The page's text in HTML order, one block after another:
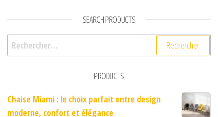
SEARCH PRODUCTS
Rechercher :
PRODUCTS
Chaise Miami : le choix parfait entre design
moderne, confort et élégance